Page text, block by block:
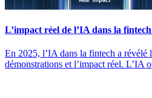
L’impact réel de l’IA dans la
En 2025, l’IA dans la fintech a révélé
démonstrations et l’impact réel. L’IA